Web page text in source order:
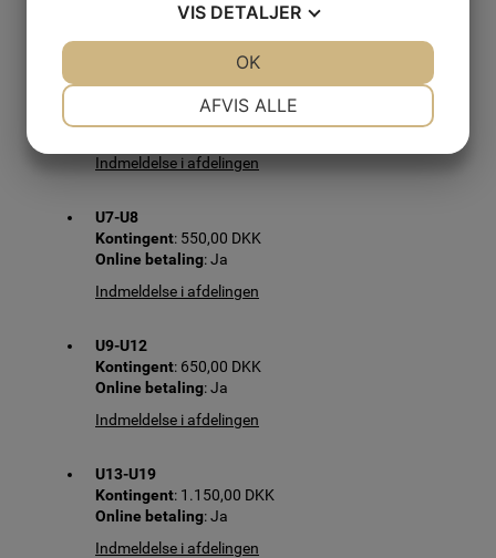
Tilmelding Fodbold AVGIF
U5-U6
: 450,00 DKK
Online betaling: Ja
Indmeldelse i afdelingen
U7-U8
Kontingent: 550,00 DKK
Online betaling: Ja
Indmeldelse i afdelingen
U9-U12
Kontingent: 650,00 DKK
Online betaling: Ja
Indmeldelse i afdelingen
U13-U19
Kontingent: 1.150,00 DKK
Online betaling: Ja
Indmeldelse i afdelingen
VIS DETALJER
MARKETING
AFVIS ALLE
OK